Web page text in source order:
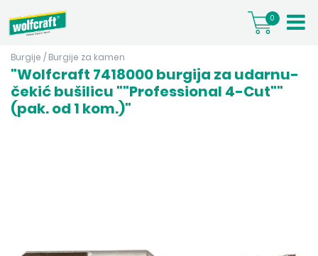
0
Burgije / Burgije za kamen
"Wolfcraft 7418000 burgija za udarnu-
čekić bušilicu ""Professional 4-Cut""
(pak. od 1 kom.)"